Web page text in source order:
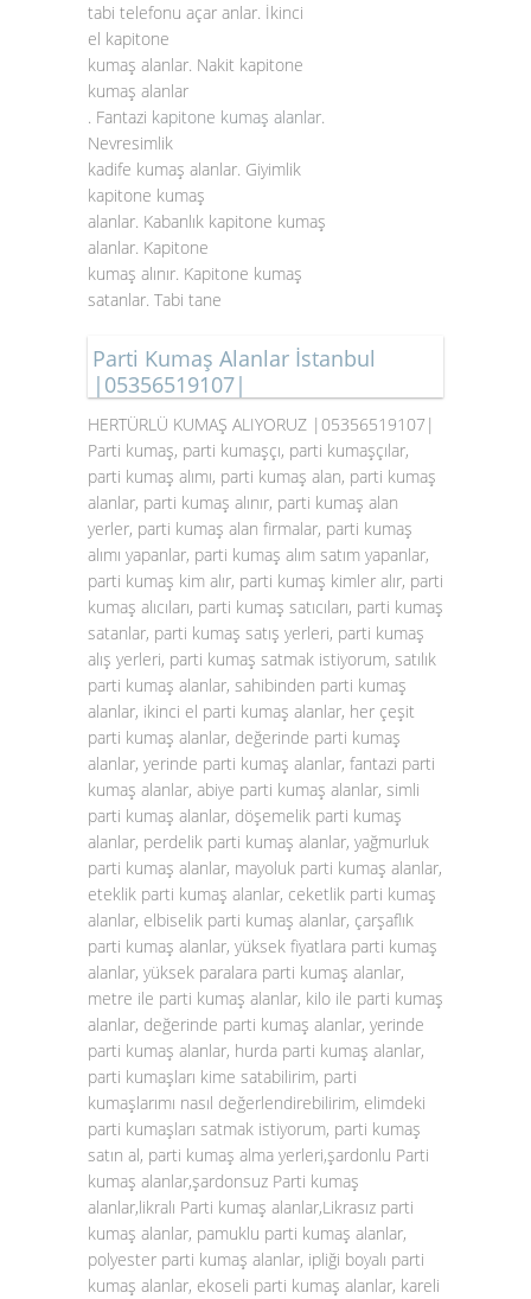
tabi telefonu açar anlar. İkinci
el kapitone
kumaş alanlar. Nakit kapitone
kumaş alanlar
. Fantazi kapitone kumaş alanlar.
Nevresimlik
kadife kumaş alanlar. Giyimlik
kapitone kumaş
alanlar. Kabanlık kapitone kumaş
alanlar. Kapitone
kumaş alınır. Kapitone kumaş
satanlar. Tabi tane
Parti Kumaş Alanlar İstanbul
|05356519107|
HERTÜRLÜ KUMAŞ ALIYORUZ |05356519107|
Parti kumaş, parti kumaşçı, parti kumaşçılar,
parti kumaş alımı, parti kumaş alan, parti kumaş
alanlar, parti kumaş alınır, parti kumaş alan
yerler, parti kumaş alan firmalar, parti kumaş
alımı yapanlar, parti kumaş alım satım yapanlar,
parti kumaş kim alır, parti kumaş kimler alır, parti
kumaş alıcıları, parti kumaş satıcıları, parti kumaş
satanlar, parti kumaş satış yerleri, parti kumaş
alış yerleri, parti kumaş satmak istiyorum, satılık
parti kumaş alanlar, sahibinden parti kumaş
alanlar, ikinci el parti kumaş alanlar, her çeşit
parti kumaş alanlar, değerinde parti kumaş
alanlar, yerinde parti kumaş alanlar, fantazi parti
kumaş alanlar, abiye parti kumaş alanlar, simli
parti kumaş alanlar, döşemelik parti kumaş
alanlar, perdelik parti kumaş alanlar, yağmurluk
parti kumaş alanlar, mayoluk parti kumaş alanlar,
eteklik parti kumaş alanlar, ceketlik parti kumaş
alanlar, elbiselik parti kumaş alanlar, çarşaflık
parti kumaş alanlar, yüksek fiyatlara parti kumaş
alanlar, yüksek paralara parti kumaş alanlar,
metre ile parti kumaş alanlar, kilo ile parti kumaş
alanlar, değerinde parti kumaş alanlar, yerinde
parti kumaş alanlar, hurda parti kumaş alanlar,
parti kumaşları kime satabilirim, parti
kumaşlarımı nasıl değerlendirebilirim, elimdeki
parti kumaşları satmak istiyorum, parti kumaş
satın al, parti kumaş alma yerleri,şardonlu Parti
kumaş alanlar,şardonsuz Parti kumaş
alanlar,likralı Parti kumaş alanlar,Likrasız parti
kumaş alanlar, pamuklu parti kumaş alanlar,
polyester parti kumaş alanlar, ipliği boyalı parti
kumaş alanlar, ekoseli parti kumaş alanlar, kareli